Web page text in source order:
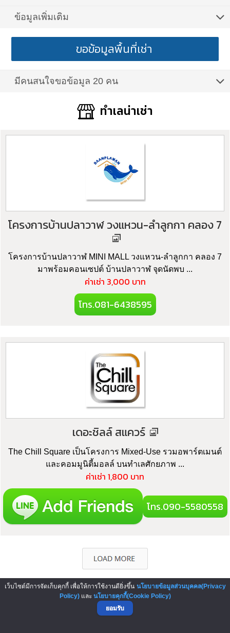
ข้อมูลเพิ่มเติม
ขอข้อมูลพื้นที่เช่า
มีคนสนใจขอข้อมูล 20 คน
ทำเลน่าเช่า
โครงการบ้านปลาวาฬ วงแหวน-ลำลูกกา คลอง 7
โครงการบ้านปลาวาฬ MINI MALL วงแหวน-ลำลูกกา คลอง 7
มาพร้อมคอนเซปต์ บ้านปลาวาฬ จุดนัดพบ ...
ค่าเช่า 3,000 บาท
โทร.081-6438595
เดอะชิลล์ สแควร์
The Chill Square เป็นโครงการ Mixed-Use รวมอพาร์ตเมนต์
และคอมมูนิตี้มอลล์ บนทำเลศักยภาพ ...
ค่าเช่า 1,800 บาท
โทร.090-5580558
▲ GO TO TOP
เว็บไซต์มีการจัดเก็บคุกกี้ เพื่อให้การใช้งานดียิ่งขึ้น นโยบายข้อมูลส่วนบุคคล(Privacy
Policy)และ นโยบายคุกกี้(Cookie Policy)
ยอมรับ